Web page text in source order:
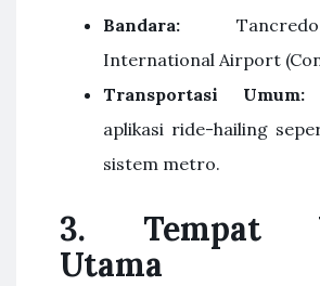
Bandara:
International Airport
Transportasi Umum:
aplikasi ride-hailing
sistem metro.
3. Tempat
Utama